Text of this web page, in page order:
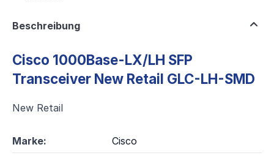
Beschreibung
Cisco 1000Base-LX/LH SFP
Transceiver New Retail GLC-LH-SMD
New Retail
Marke:
Cisco